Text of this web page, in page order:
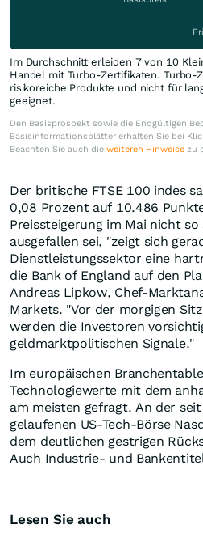
Im Durchschnitt erleiden 7 von 10
Handel mit Turbo-Zertifikaten. Turbo-
risikoreiche Produkte und nicht für
geeignet.
Den Basisprospekt sowie die Endgültigen
Basisinformationsblätter erhalten Sie bei
Beachten Sie auch die weiteren Hinweise zu
Der britische FTSE 100 indes
0,08 Prozent auf 10.486
Preissteigerung im Mai nicht
ausgefallen sei, "zeigt sich
Dienstleistungssektor eine
die Bank of England auf den
Andreas Lipkow, Chef-
Markets. "Vor der morgigen
werden die Investoren
geldmarktpolitischen Signale."
Im europäischen
Technologiewerte mit dem
am meisten gefragt. An der
gelaufenen US-Tech-Börse
dem deutlichen gestrigen
Auch Industrie- und
Lesen Sie auch